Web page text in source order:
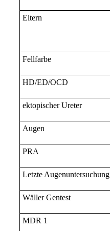
Eltern
Fellfarbe
HD/ED/OCD
ektopischer Ureter
Augen
PRA
Letzte Augenuntersuchung
Wäller Gentest
MDR 1